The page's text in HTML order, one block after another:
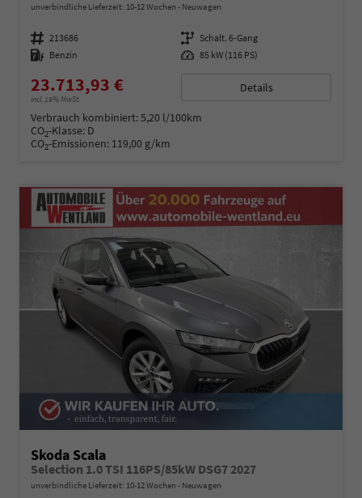
unverbindliche Lieferzeit: 10-12 Wochen Neuwagen
Fahrzeugnummer 213686 Getriebe Schalt. 6-Gang
Kraftstoff Benzin Leistung 85 kW (116 PS)
23.713,93 €
incl. 19% MwSt.
Details
Verbrauch kombiniert:5,20 l/100km
CO2-Klasse: D
CO2-Emissionen: 119,00 g/km
Skoda Scala
Selection 1.0 TSI 116PS/85kW DSG7 2027
unverbindliche Lieferzeit: 10-12 Wochen Neuwagen